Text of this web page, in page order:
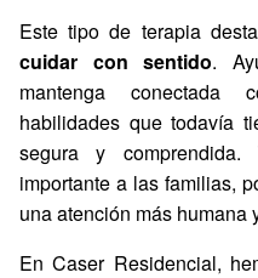
Este tipo de terapia
cuidar con sentido.
mantenga conectada
habilidades que todavía
segura y
importante a las familias,
una atención más humana
En Caser Residencial,